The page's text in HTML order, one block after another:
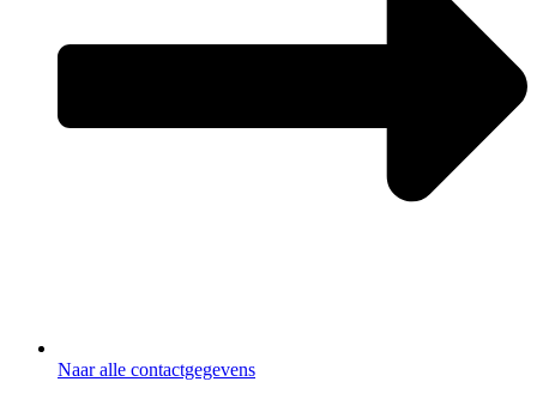
Naar alle contactgegevens